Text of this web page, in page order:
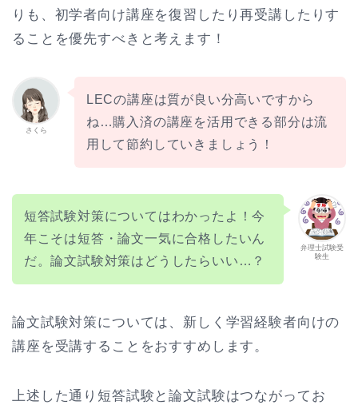
りも、初学者向け講座を復習したり再受講したりす
ることを優先すべきと考えます！
さくら
LECの講座は質が良い分高いですから
ね…購入済の講座を活用できる部分は流
用して節約していきましょう！
弁理士試験受
験生
短答試験対策についてはわかったよ！今
年こそは短答・論文一気に合格したいん
だ。論文試験対策はどうしたらいい…？
論文試験対策については、新しく学習経験者向けの
講座を受講することをおすすめします。
上述した通り短答試験と論文試験はつながってお